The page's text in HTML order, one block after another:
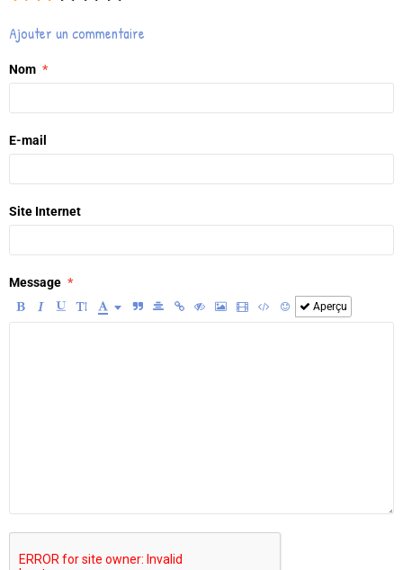
Ajouter un commentaire
Nom
E-mail
Site Internet
Message
Aperçu